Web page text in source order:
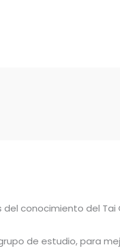
del conocimiento del
de estudio, para